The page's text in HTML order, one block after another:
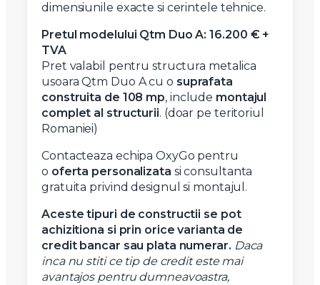
dimensiunile exacte si cerintele tehnice.
Pretul modelului Qtm Duo A: 16.200 € +
TVA
Pret valabil pentru structura metalica
usoara Qtm Duo A cu o suprafata
construita de 108 mp, include montajul
complet al structurii. (doar pe teritoriul
Romaniei)
Contacteaza echipa OxyGo pentru
o oferta personalizata si consultanta
gratuita privind designul si montajul.
Aceste tipuri de constructii se pot
achizitiona si prin orice varianta de
credit bancar sau plata numerar. Daca
inca nu stiti ce tip de credit este mai
avantajos pentru dumneavoastra,